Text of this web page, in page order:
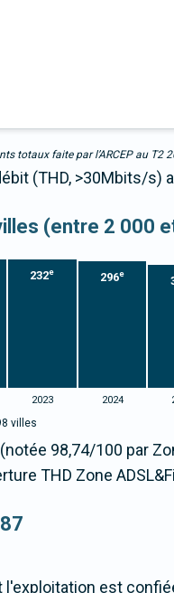
totaux faite par l’ARCEP au T2
(THD, >30Mbits/s)
(entre 2 000
232e 296e
2023 2024
villes
98,74/100 par
THD Zone
l'exploitation est